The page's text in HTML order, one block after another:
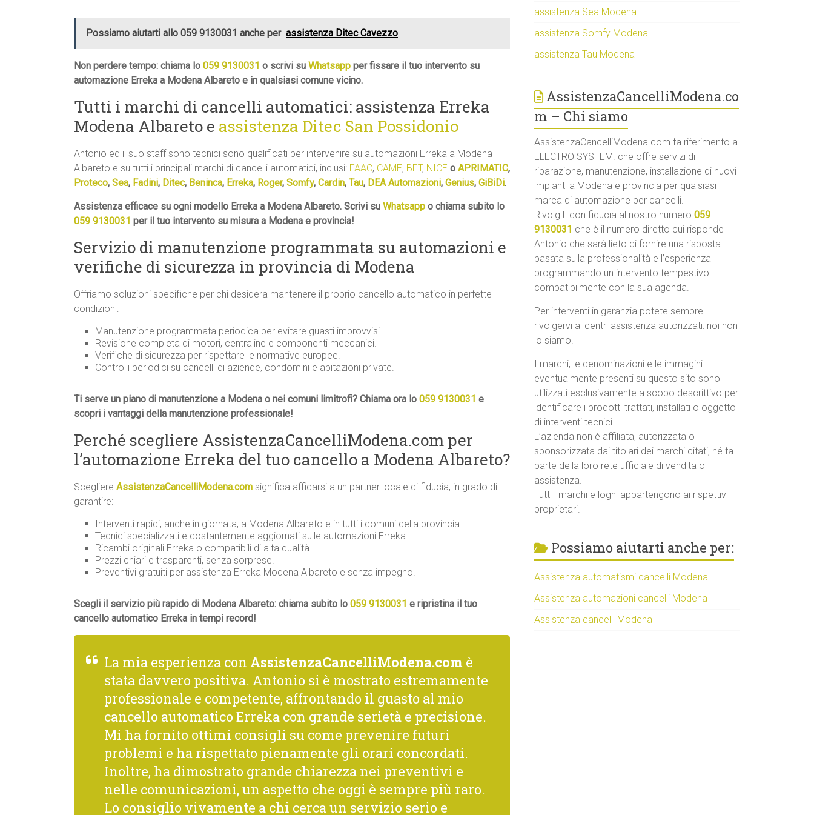
Possiamo aiutarti allo 059 9130031 anche per assistenza Ditec Cavezzo
Non perdere tempo: chiama lo 059 9130031 o scrivi su Whatsapp per fissare il tuo intervento su
automazione Erreka a Modena Albareto e in qualsiasi comune vicino.
Tutti i marchi di cancelli automatici: assistenza Erreka
Modena Albareto e assistenza Ditec San Possidonio
Antonio ed il suo staff sono tecnici sono qualificati per intervenire su automazioni Erreka a Modena
Albareto e su tutti i principali marchi di cancelli automatici, inclusi: FAAC, CAME, BFT, NICE o APRIMATIC,
Proteco, Sea, Fadini, Ditec, Beninca, Erreka, Roger, Somfy, Cardin, Tau, DEA Automazioni, Genius, GiBiDi.
Assistenza efficace su ogni modello Erreka a Modena Albareto. Scrivi su Whatsapp o chiama subito lo
059 9130031 per il tuo intervento su misura a Modena e provincia!
Servizio di manutenzione programmata su automazioni e
verifiche di sicurezza in provincia di Modena
Offriamo soluzioni specifiche per chi desidera mantenere il proprio cancello automatico in perfette
condizioni:
Manutenzione programmata periodica per evitare guasti improvvisi.
Revisione completa di motori, centraline e componenti meccanici.
Verifiche di sicurezza per rispettare le normative europee.
Controlli periodici su cancelli di aziende, condomini e abitazioni private.
Ti serve un piano di manutenzione a Modena o nei comuni limitrofi? Chiama ora lo 059 9130031 e
scopri i vantaggi della manutenzione professionale!
Perché scegliere AssistenzaCancelliModena.com per
l’automazione Erreka del tuo cancello a Modena Albareto?
Scegliere AssistenzaCancelliModena.com significa affidarsi a un partner locale di fiducia, in grado di
garantire:
Interventi rapidi, anche in giornata, a Modena Albareto e in tutti i comuni della provincia.
Tecnici specializzati e costantemente aggiornati sulle automazioni Erreka.
Ricambi originali Erreka o compatibili di alta qualità.
Prezzi chiari e trasparenti, senza sorprese.
Preventivi gratuiti per assistenza Erreka Modena Albareto e senza impegno.
Scegli il servizio più rapido di Modena Albareto: chiama subito lo 059 9130031 e ripristina il tuo
cancello automatico Erreka in tempi record!
La mia esperienza con AssistenzaCancelliModena.com è
stata davvero positiva. Antonio si è mostrato estremamente
professionale e competente, affrontando il guasto al mio
cancello automatico Erreka con grande serietà e precisione.
Mi ha fornito ottimi consigli su come prevenire futuri
problemi e ha rispettato pienamente gli orari concordati.
Inoltre, ha dimostrato grande chiarezza nei preventivi e
nelle comunicazioni, un aspetto che oggi è sempre più raro.
Lo consiglio vivamente a chi cerca un servizio serio e
assistenza Sea Modena
assistenza Somfy Modena
assistenza Tau Modena
AssistenzaCancelliModena.co
m – Chi siamo
AssistenzaCancelliModena.com fa riferimento a
ELECTRO SYSTEM. che offre servizi di
riparazione, manutenzione, installazione di nuovi
impianti a Modena e provincia per qualsiasi
marca di automazione per cancelli.
Rivolgiti con fiducia al nostro numero059
9130031 che è il numero diretto cui risponde
Antonio che sarà lieto di fornire una risposta
basata sulla professionalità e l’esperienza
programmando un intervento tempestivo
compatibilmente con la sua agenda.
Per interventi in garanzia potete sempre
rivolgervi ai centri assistenza autorizzati: noi non
lo siamo.
I marchi, le denominazioni e le immagini
eventualmente presenti su questo sito sono
utilizzati esclusivamente a scopo descrittivo per
identificare i prodotti trattati, installati o oggetto
di interventi tecnici.
L’azienda non è affiliata, autorizzata o
sponsorizzata dai titolari dei marchi citati, né fa
parte della loro rete ufficiale di vendita o
assistenza.
Tutti i marchi e loghi appartengono ai rispettivi
proprietari.
Possiamo aiutarti anche per:
Assistenza automatismi cancelli Modena
Assistenza automazioni cancelli Modena
Assistenza cancelli Modena